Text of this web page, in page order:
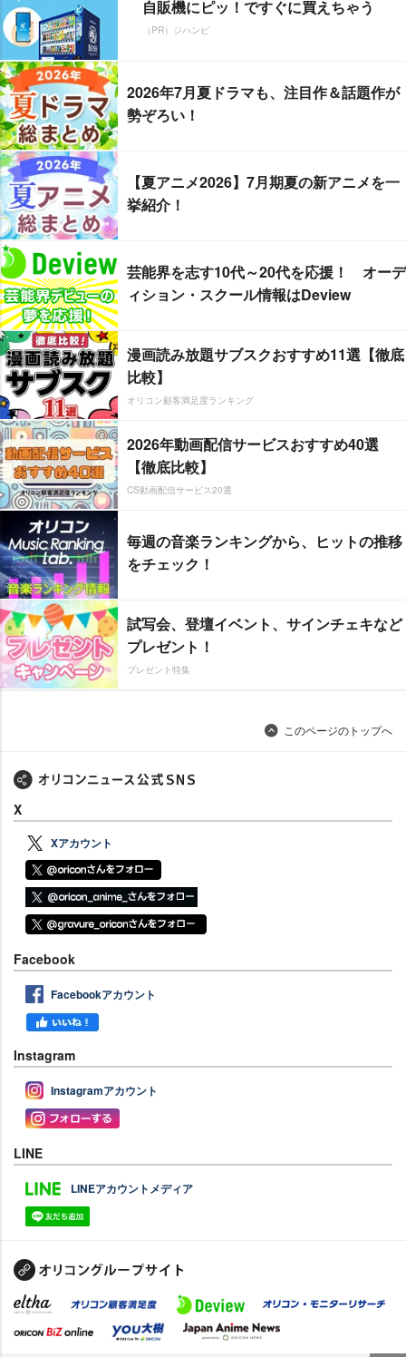
自販機にピッ！ですぐに買えちゃう
（PR）ジハンピ
2026年7月夏ドラマも、注目作＆話題作が
勢ぞろい！
【夏アニメ2026】7月期夏の新アニメを一
挙紹介！
芸能界を志す10代～20代を応援！ オーデ
ィション・スクール情報はDeview
漫画読み放題サブスクおすすめ11選【徹底
比較】
オリコン顧客満足度ランキング
2026年動画配信サービスおすすめ40選
【徹底比較】
CS動画配信サービス20選
毎週の音楽ランキングから、ヒットの推移
をチェック！
試写会、登壇イベント、サインチェキなど
プレゼント！
プレゼント特集
このページのトップへ
X
Xアカウント
Facebook
Facebookアカウント
Instagram
Instagramアカウント
LINE
LINEアカウントメディア